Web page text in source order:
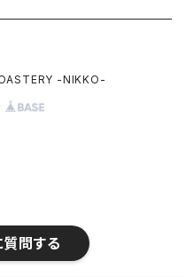
質問する
-NIKKO-